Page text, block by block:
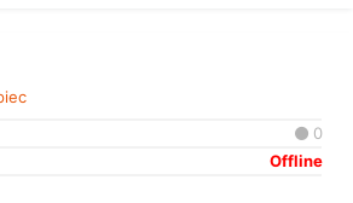
0
Offline